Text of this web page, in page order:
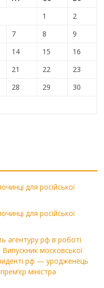
1
2
7 8
9
14 15
16
21 22
23
28 29
30
для російської
для російської
агентуру рф в роботі
Випускник московської
рф — уродженець
міністра